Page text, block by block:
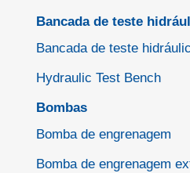
Bancada de teste
Bancada de teste
Hydraulic Test Bench
Bombas
Bomba de engrenagem
Bomba de engrenagem